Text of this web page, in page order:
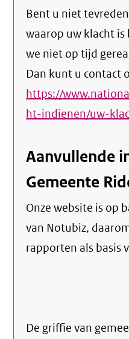
Bent u niet
waarop uw klacht is
we niet op tijd
Dan kunt u contact
https://
ht-indienen/uw-
Aanvullende
Gemeente
Onze website is op
van Notubiz,
rapporten als basis
De griffie van